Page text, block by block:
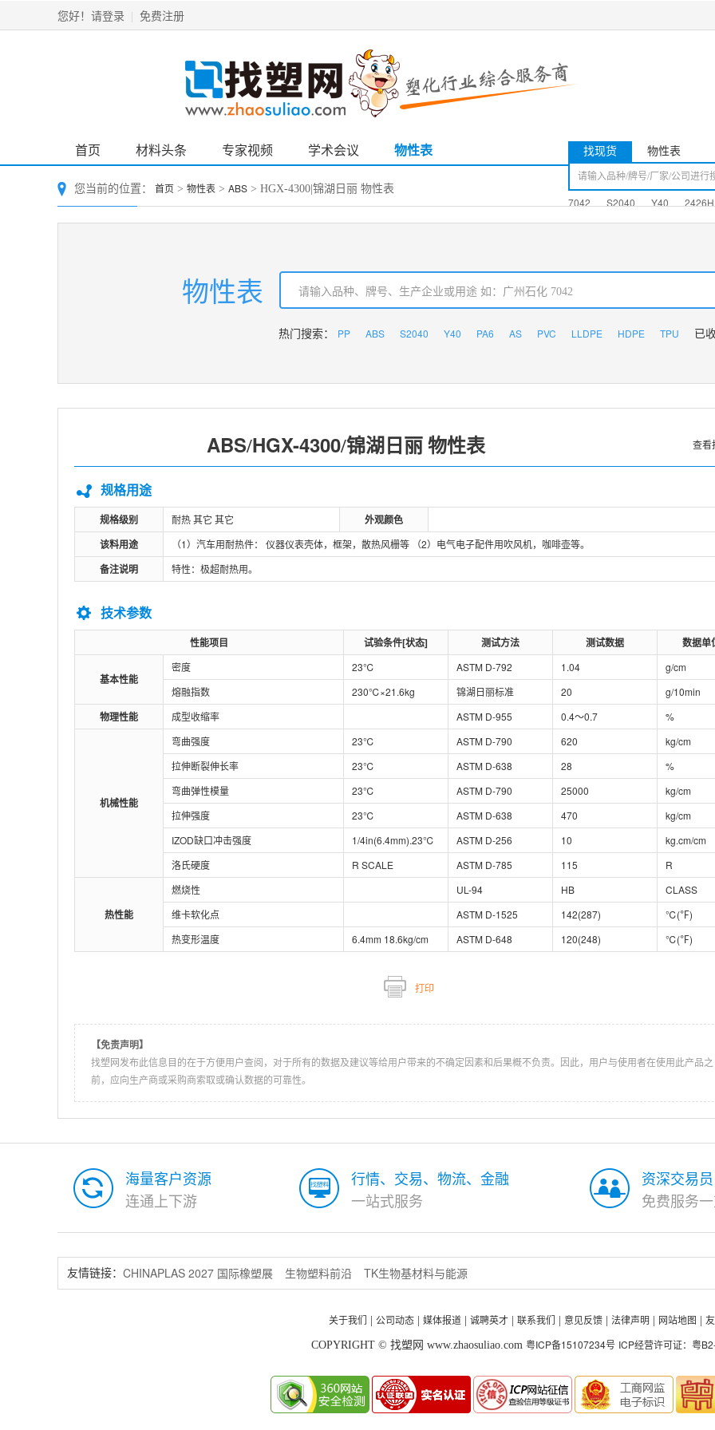
您好！ 请登录 免费注册
找现货 物性表
7042 S2040 Y40 2426H
首页 材料头条 专家视频 学术会议 物性表
您当前的位置： 首页 > 物性表 > ABS > HGX-4300|锦湖日丽 物性表
物性表
热门搜索： PP ABS S2040 Y40 PA6 AS PVC LLDPE HDPE TPU 已
ABS/HGX-4300/锦湖日丽物性表 查看
规格用途
规格级别 耐热 其它 其它
外观颜色
该料用途
（1）汽车用耐热件： 仪器仪表壳体，框架，散热风栅等 （2）电气电子配件用吹风机，咖啡壶等。
备注说明 特性：极超耐热用。
技术参数
性能项目 试验条件[状态] 测试方法 测试数据 数据单
基本性能
密度 23℃ ASTM D-792 1.04
g/cm
熔融指数
230℃×21.6kg 锦湖日丽标准 20 g/10min
物理性能 成型收缩率 ASTM D-955 0.4～0.7 %
机械性能
弯曲强度 23℃ ASTM D-790 620
kg/cm
拉伸断裂伸长率
23℃ ASTM D-638 28
%
弯曲弹性模量
23℃ ASTM D-790 25000
kg/cm
拉伸强度
23℃ ASTM D-638 470
kg/cm
IZOD缺口冲击强度
1/4in(6.4mm).23℃ ASTM D-256 10
kg.cm/cm
洛氏硬度
R SCALE ASTM D-785 115 R
热性能
燃烧性 UL-94 HB
CLASS
维卡软化点
ASTM D-1525 142(287)
℃(℉)
热变形温度
6.4mm 18.6kg/cm ASTM D-648 120(248) ℃(℉)
打印
【免责声明】
找塑网发布此信息目的在于方便用户查阅，对于所有的数据及建议等给用户带来的不确定因素和后果概不负责。因此，用户与使用者在使用此产品之
前，应向生产商或采购商索取或确认数据的可靠性。
海量客户资源
连通上下游
行情、交易、物流、金融
一站式服务
资深交易员
免费服务
友情链接： CHINAPLAS 2027 国际橡塑展 生物塑料前沿 TK生物基材料与能源
关于我们 公司动态 媒体报道 诚聘英才 联系我们 意见反馈 法律声明 网站地图
COPYRIGHT © 找塑网 www.zhaosuliao.com 粤ICP备15107234号 ICP经营许可证：粤